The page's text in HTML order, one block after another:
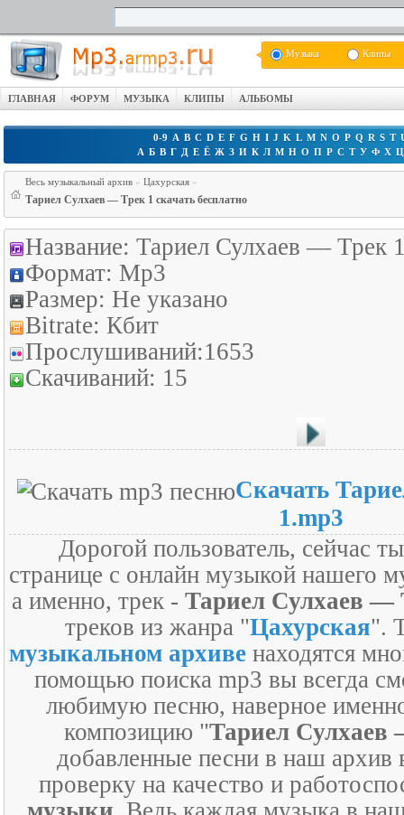
Музыка Клипы
ГЛАВНАЯ ФОРУМ МУЗЫКА КЛИПЫ АЛЬБОМЫ
0-9 A B C D E F G H I J K L M N O P Q R S T
А Б В Г Д Е Ё Ж З И К Л М Н О П Р С Т У Ф Х Ц
Весь музыкальный архив » Цахурская »
Тариел Сулхаев — Трек 1 скачать бесплатно
Название: Тариел Сулхаев — Трек
Формат: Mp3
Размер: Не указано
Bitrate: Кбит
Прослушиваний:1653
Скачиваний: 15
Скачать
1.mp3
Дорогой пользователь, сейчас
странице с онлайн музыкой нашего
а именно, трек - Тариел Сулхаев —
треков из жанра "Цахурская".
музыкальном архиве находятся
помощью поиска mp3 вы всегда
любимую песню, наверное
композицию "Тариел Сулхаев
добавленные песни в наш архив
проверку на качество и